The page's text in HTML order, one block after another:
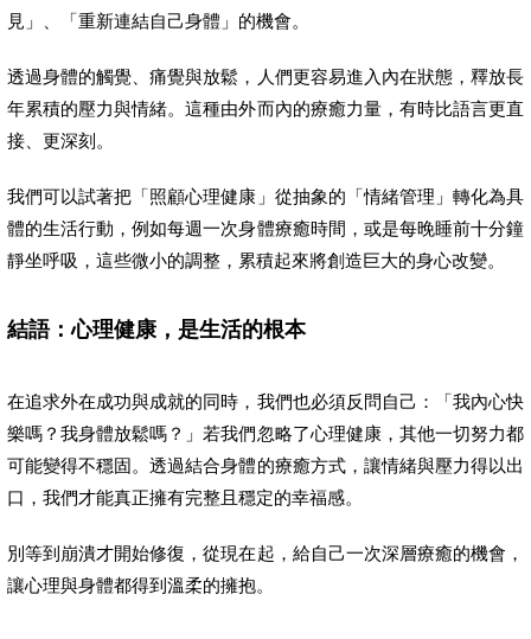
見」、「重新連結自己身體」的機會。
透過身體的觸覺、痛覺與放鬆，人們更容易進入內在狀態，釋放長
年累積的壓力與情緒。這種由外而內的療癒力量，有時比語言更直
接、更深刻。
我們可以試著把「照顧心理健康」從抽象的「情緒管理」轉化為具
體的生活行動，例如每週一次身體療癒時間，或是每晚睡前十分鐘
靜坐呼吸，這些微小的調整，累積起來將創造巨大的身心改變。
結語：心理健康，是生活的根本
在追求外在成功與成就的同時，我們也必須反問自己：「我內心快
樂嗎？我身體放鬆嗎？」若我們忽略了心理健康，其他一切努力都
可能變得不穩固。透過結合身體的療癒方式，讓情緒與壓力得以出
口，我們才能真正擁有完整且穩定的幸福感。
別等到崩潰才開始修復，從現在起，給自己一次深層療癒的機會，
讓心理與身體都得到溫柔的擁抱。